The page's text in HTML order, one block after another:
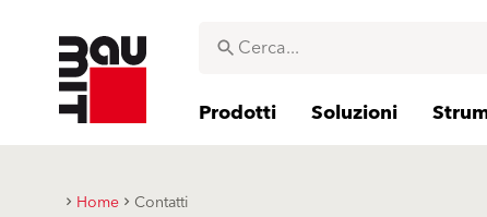
Prodotti Soluzioni
Home Contatti